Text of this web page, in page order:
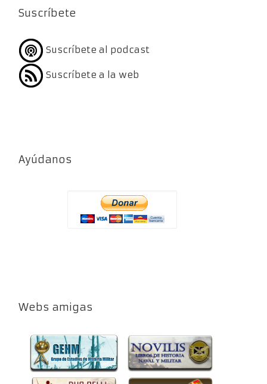
Suscríbete
Suscríbete al podcast
Suscríbete a la web
Ayúdanos
Webs amigas